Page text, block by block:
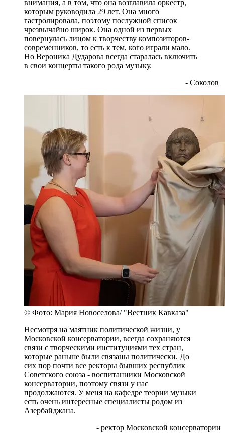
внимания, а в том, что она возглавила оркестр,
которым руководила 29 лет. Она много
гастролировала, поэтому послужной список
чрезвычайно широк. Она одной из первых
повернулась лицом к творчеству композиторов-
современников, то есть к тем, кого играли мало.
Но Вероника Дударова всегда старалась включить
в свои концерты такого рода музыку.
- Соколов
© Фото: Мария Новоселова/ "Вестник Кавказа"
Несмотря на маятник политической жизни, у
Московской консерватории, всегда сохраняются
связи с творческими институциями тех стран,
которые раньше были связаны политически. До
сих пор почти все ректоры бывших республик
Советского союза - воспитанники Московской
консерватории, поэтому связи у нас
продолжаются. У меня на кафедре теории музыки
есть очень интересные специалисты родом из
Азербайджана.
- ректор Московской консерватории